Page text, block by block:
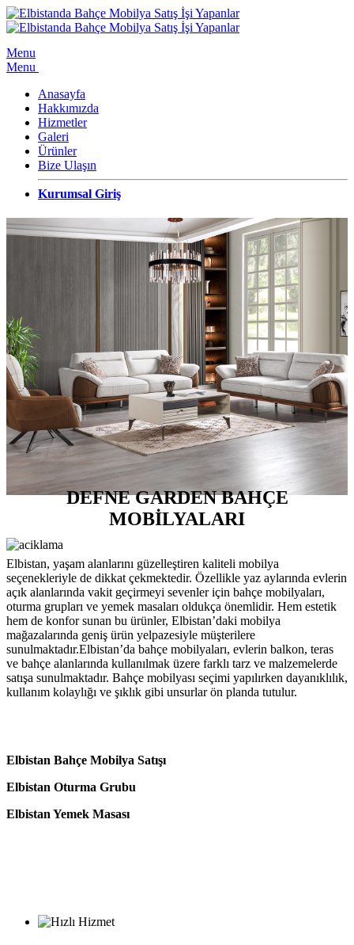
Menu
Menu
Anasayfa
Hakkımızda
Hizmetler
Galeri
Ürünler
Bize Ulaşın
Kurumsal Giriş
DEFNE GARDEN BAHÇE
MOBİLYALARI
Elbistan, yaşam alanlarını güzelleştiren kaliteli mobilya
seçenekleriyle de dikkat çekmektedir. Özellikle yaz aylarında evlerin
açık alanlarında vakit geçirmeyi sevenler için bahçe mobilyaları,
oturma grupları ve yemek masaları oldukça önemlidir. Hem estetik
hem de konfor sunan bu ürünler, Elbistan’daki mobilya
mağazalarında geniş ürün yelpazesiyle müşterilere
sunulmaktadır.Elbistan’da bahçe mobilyaları, evlerin balkon, teras
ve bahçe alanlarında kullanılmak üzere farklı tarz ve malzemelerde
satışa sunulmaktadır. Bahçe mobilyası seçimi yapılırken dayanıklılık,
kullanım kolaylığı ve şıklık gibi unsurlar ön planda tutulur.
Elbistan Bahçe Mobilya Satışı
Elbistan Oturma Grubu
Elbistan Yemek Masası